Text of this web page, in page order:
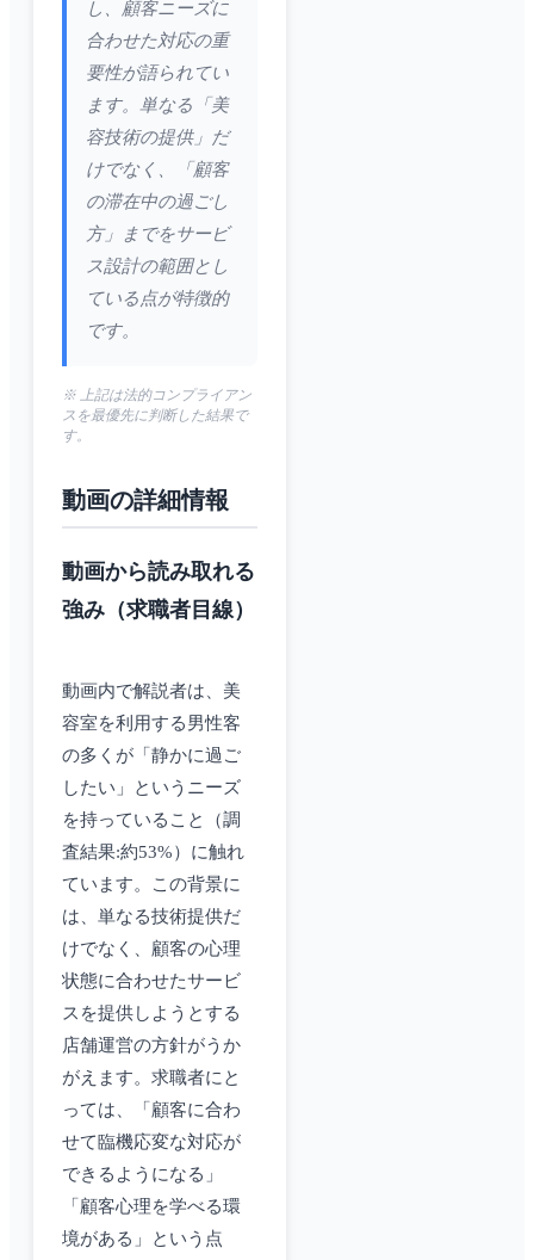
し、顧客ニーズに
合わせた対応の重
要性が語られてい
ます。単なる「美
容技術の提供」だ
けでなく、「顧客
の滞在中の過ごし
方」までをサービ
ス設計の範囲とし
ている点が特徴的
です。
※ 上記は法的コンプライアン
スを最優先に判断した結果で
す。
動画の詳細情報
動画から読み取れる
強み（求職者目線）
動画内で解説者は、美
容室を利用する男性客
の多くが「静かに過ご
したい」というニーズ
を持っていること（調
査結果:約53%）に触れ
ています。この背景に
は、単なる技術提供だ
けでなく、顧客の心理
状態に合わせたサービ
スを提供しようとする
店舗運営の方針がうか
がえます。求職者にと
っては、「顧客に合わ
せて臨機応変な対応が
できるようになる」
「顧客心理を学べる環
境がある」という点